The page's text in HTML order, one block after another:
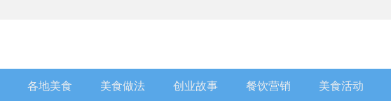
各地美食 美食做法 创业故事 餐饮营销 美食活动